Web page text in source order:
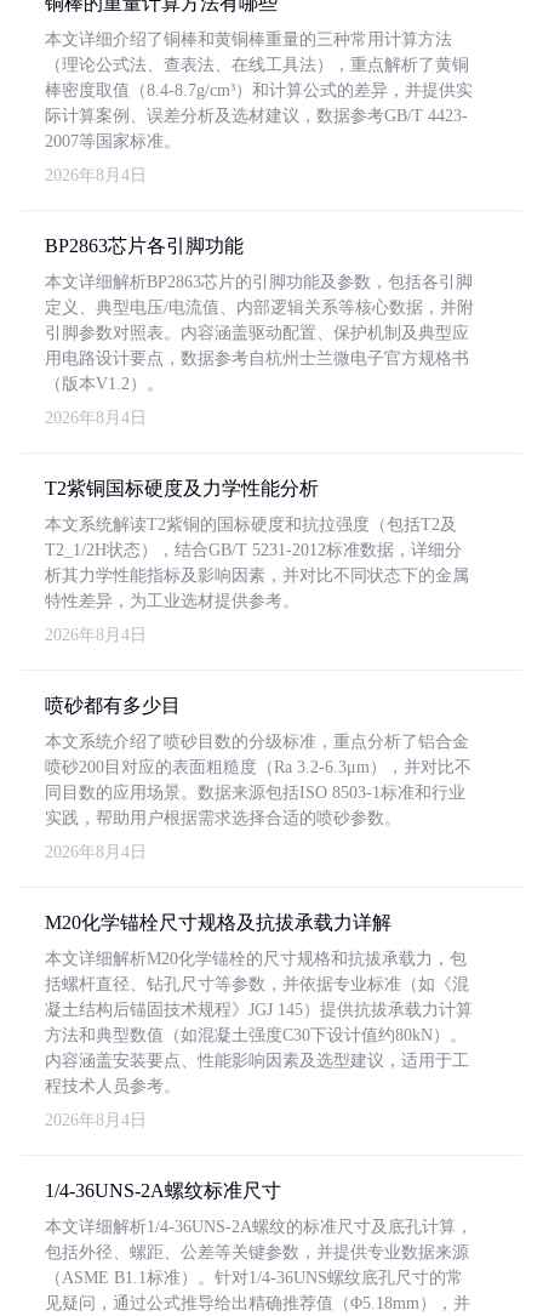
本文详细介绍了铜棒和黄铜棒重量的三种常用计算方法
（理论公式法、查表法、在线工具法），重点解析了黄铜
棒密度取值（8.4-8.7g/cm³）和计算公式的差异，并提供实
际计算案例、误差分析及选材建议，数据参考GB/T 4423-
2007等国家标准。
2026年8月4日
BP2863芯片各引脚功能
本文详细解析BP2863芯片的引脚功能及参数，包括各引脚
定义、典型电压/电流值、内部逻辑关系等核心数据，并附
引脚参数对照表。内容涵盖驱动配置、保护机制及典型应
用电路设计要点，数据参考自杭州士兰微电子官方规格书
（版本V1.2）。
2026年8月4日
T2紫铜国标硬度及力学性能分析
本文系统解读T2紫铜的国标硬度和抗拉强度（包括T2及
T2_1/2H状态），结合GB/T 5231-2012标准数据，详细分
析其力学性能指标及影响因素，并对比不同状态下的金属
特性差异，为工业选材提供参考。
2026年8月4日
喷砂都有多少目
本文系统介绍了喷砂目数的分级标准，重点分析了铝合金
喷砂200目对应的表面粗糙度（Ra 3.2-6.3μm），并对比不
同目数的应用场景。数据来源包括ISO 8503-1标准和行业
实践，帮助用户根据需求选择合适的喷砂参数。
2026年8月4日
M20化学锚栓尺寸规格及抗拔承载力详解
本文详细解析M20化学锚栓的尺寸规格和抗拔承载力，包
括螺杆直径、钻孔尺寸等参数，并依据专业标准（如《混
凝土结构后锚固技术规程》JGJ 145）提供抗拔承载力计算
方法和典型数值（如混凝土强度C30下设计值约80kN）。
内容涵盖安装要点、性能影响因素及选型建议，适用于工
程技术人员参考。
2026年8月4日
1/4-36UNS-2A螺纹标准尺寸
本文详细解析1/4-36UNS-2A螺纹的标准尺寸及底孔计算，
包括外径、螺距、公差等关键参数，并提供专业数据来源
（ASME B1.1标准）。针对1/4-36UNS螺纹底孔尺寸的常
见疑问，通过公式推导给出精确推荐值（Φ5.18mm），并